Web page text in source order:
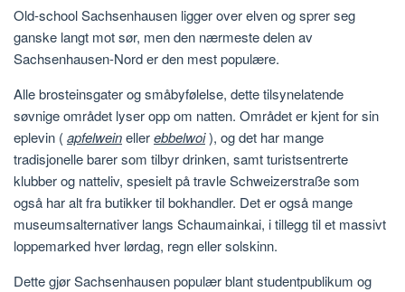
Old-school Sachsenhausen ligger over elven og sprer seg
ganske langt mot sør, men den nærmeste delen av
Sachsenhausen-Nord er den mest populære.
Alle brosteinsgater og småbyfølelse, dette tilsynelatende
søvnige området lyser opp om natten. Området er kjent for sin
eplevin (apfelweinellerebbelwoi), og det har mange
tradisjonelle barer som tilbyr drinken, samt turistsentrerte
klubber og natteliv, spesielt på travle Schweizerstraße som
også har alt fra butikker til bokhandler. Det er også mange
museumsalternativer langs Schaumainkai, i tillegg til et massivt
loppemarked hver lørdag, regn eller solskinn.
Dette gjør Sachsenhausen populær blant studentpublikum og